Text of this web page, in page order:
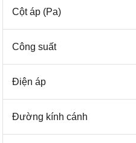
Cột áp (Pa)
Công suất
Điện áp
Đường kính cánh